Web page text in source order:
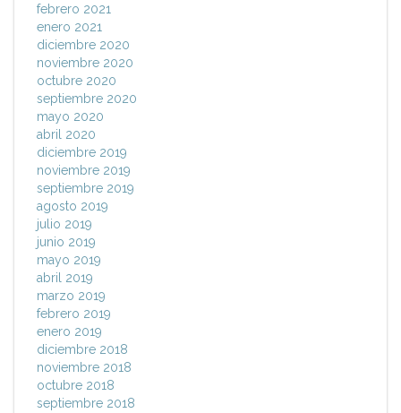
febrero 2021
enero 2021
diciembre 2020
noviembre 2020
octubre 2020
septiembre 2020
mayo 2020
abril 2020
diciembre 2019
noviembre 2019
septiembre 2019
agosto 2019
julio 2019
junio 2019
mayo 2019
abril 2019
marzo 2019
febrero 2019
enero 2019
diciembre 2018
noviembre 2018
octubre 2018
septiembre 2018